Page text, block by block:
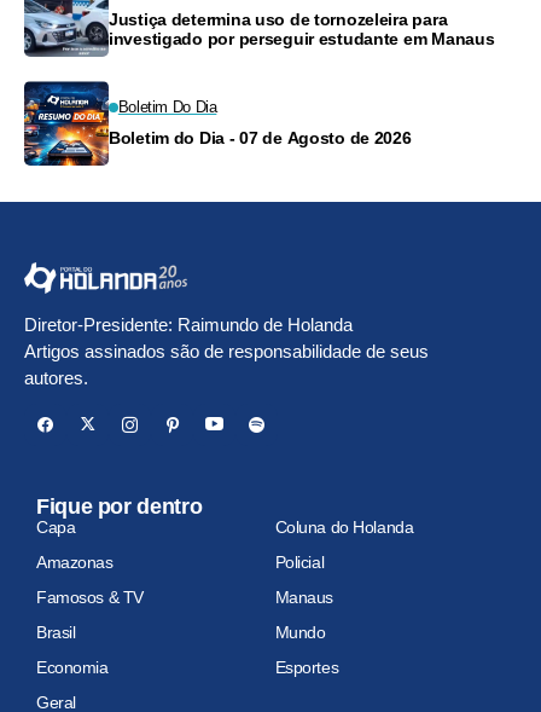
Justiça determina uso de tornozeleira para
investigado por perseguir estudante em Manaus
Boletim Do Dia
Boletim do Dia - 07 de Agosto de 2026
Diretor-Presidente: Raimundo de Holanda
Artigos assinados são de responsabilidade de seus
autores.
Fique por dentro
Capa
Coluna do Holanda
Amazonas
Policial
Famosos & TV
Manaus
Brasil
Mundo
Economia
Esportes
Geral